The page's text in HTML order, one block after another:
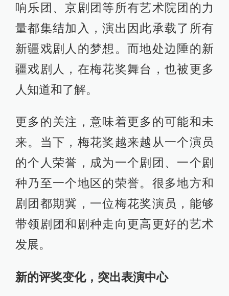
响乐团、京剧团等所有艺术院团的力
量都集结加入，演出因此承载了所有
新疆戏剧人的梦想。而地处边陲的新
疆戏剧人，在梅花奖舞台，也被更多
人知道和了解。
更多的关注，意味着更多的可能和未
来。当下，梅花奖越来越从一个演员
的个人荣誉，成为一个剧团、一个剧
种乃至一个地区的荣誉。很多地方和
剧团都期冀，一位梅花奖演员，能够
带领剧团和剧种走向更高更好的艺术
发展。
新的评奖变化， 突出表演中心